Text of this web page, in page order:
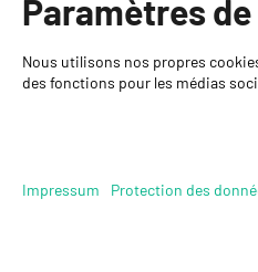
crissier@gyso.ch
Paramètres
Nous utilisons nos propres
des fonctions pour les médias
Impressum Protection des